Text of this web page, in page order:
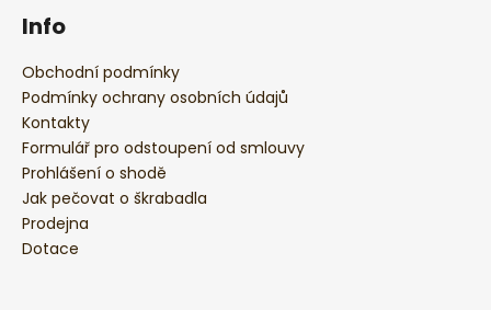
Info
Obchodní podmínky
Podmínky ochrany osobních údajů
Kontakty
Formulář pro odstoupení od smlouvy
Prohlášení o shodě
Jak pečovat o škrabadla
Prodejna
Dotace